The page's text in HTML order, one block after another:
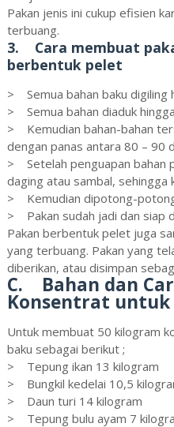
Pakan jenis ini cukup efisien
terbuang.
3. Cara membuat
berbentuk pelet
> Semua bahan baku digiling
> Semua bahan diaduk
> Kemudian bahan-bahan
dengan panas antara 80 – 90
> Setelah penguapan bahan
daging atau sambal, sehingga
> Kemudian dipotong-
> Pakan sudah jadi dan siap
Pakan berbentuk pelet juga
yang terbuang. Pakan yang
diberikan, atau disimpan
C. Bahan dan
Konsentrat untuk
Untuk membuat 50 kilogram
baku sebagai berikut ;
> Tepung ikan 13 kilogram
> Bungkil kedelai 10,5
> Daun turi 14 kilogram
> Tepung bulu ayam 7